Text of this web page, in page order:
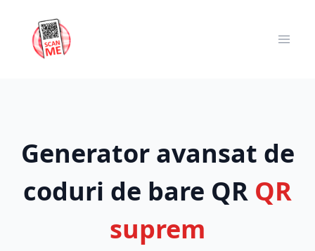
Generator avansat de
coduri de bare QR QR
suprem